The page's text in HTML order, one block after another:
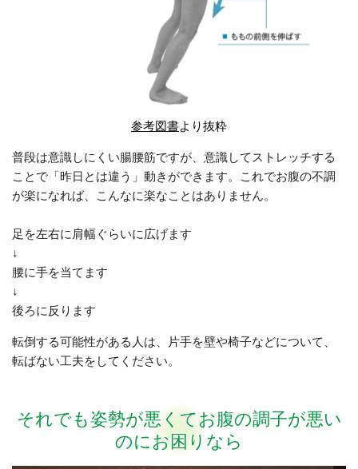
参考図書より抜粋
普段は意識しにくい腸腰筋ですが、意識してストレッチする
ことで「昨日とは違う」動きができます。これでお腹の不調
が楽になれば、こんなに楽なことはありません。
足を左右に肩幅ぐらいに広げます
↓
腰に手を当てます
↓
後ろに反ります
転倒する可能性がある人は、片手を壁や椅子などについて、
転ばない工夫をしてください。
それでも姿勢が悪くてお腹の調子が悪い
のにお困りなら